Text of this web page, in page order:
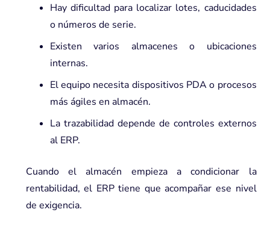
Hay dificultad para localizar lotes, caducidades
o números de serie.
Existen varios almacenes o ubicaciones
internas.
El equipo necesita dispositivos PDA o procesos
más ágiles en almacén.
La trazabilidad depende de controles externos
al ERP.
Cuando el almacén empieza a condicionar la
rentabilidad, el ERP tiene que acompañar ese nivel
de exigencia.